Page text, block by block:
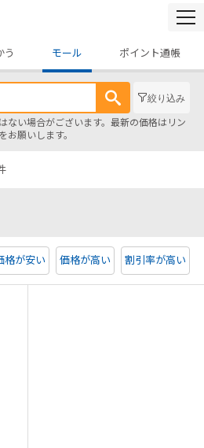
う モール ポイント通帳
絞り込み
ない場合がございます。最新の価格はリン
お願いします。
格が安い 価格が高い 割引率が高い